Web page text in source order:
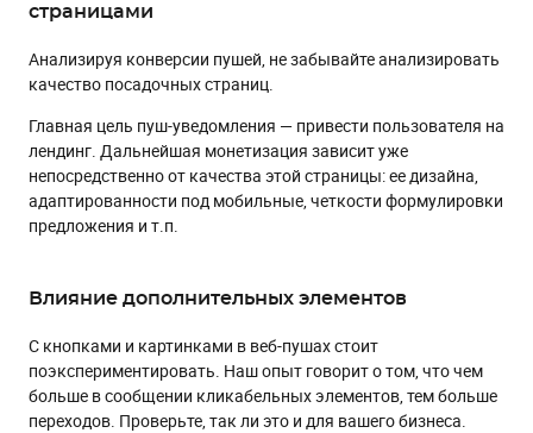
страницами
Анализируя конверсии пушей, не забывайте анализировать
качество посадочных страниц.
Главная цель пуш-уведомления — привести пользователя на
лендинг. Дальнейшая монетизация зависит уже
непосредственно от качества этой страницы: ее дизайна,
адаптированности под мобильные, четкости формулировки
предложения и т.п.
Влияние дополнительных элементов
С кнопками и картинками в веб-пушах стоит
поэкспериментировать. Наш опыт говорит о том, что чем
больше в сообщении кликабельных элементов, тем больше
переходов. Проверьте, так ли это и для вашего бизнеса.